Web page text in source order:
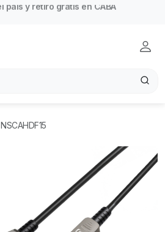
NSCAHDF15